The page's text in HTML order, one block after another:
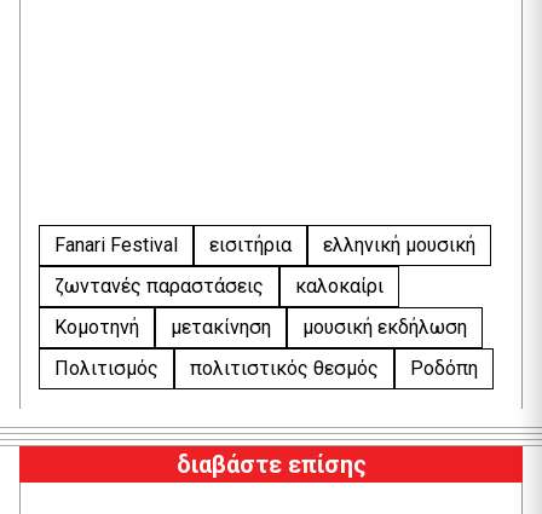
Fanari Festival εισιτήρια
ελληνική μουσική
ζωντανές παραστάσεις
καλοκαίρι
Κομοτηνή
μετακίνηση
μουσική εκδήλωση
Πολιτισμός
πολιτιστικός θεσμός Ροδόπη
διαβάστε επίσης